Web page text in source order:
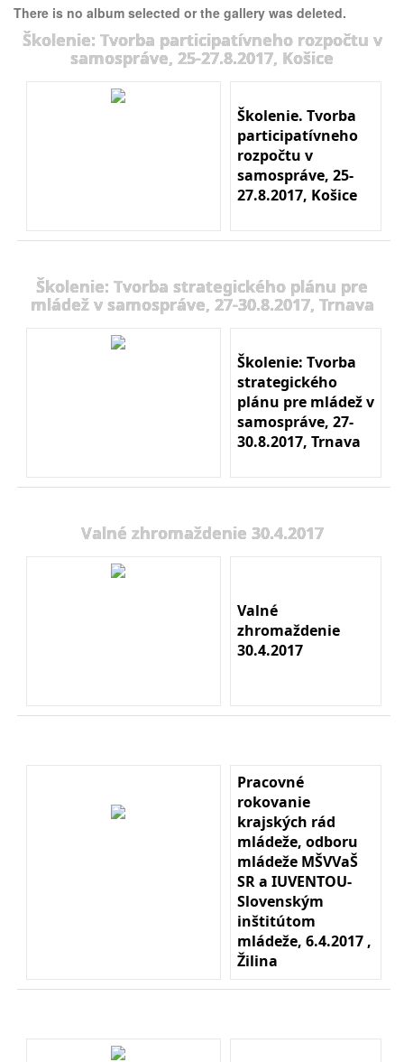
There is no album selected or the gallery was deleted.
Školenie: Tvorba participatívneho rozpočtu v
samospráve, 25-27.8.2017, Košice
Školenie. Tvorba
participatívneho
rozpočtu v
samospráve, 25-
27.8.2017, Košice
Školenie: Tvorba strategického plánu pre
mládež v samospráve, 27-30.8.2017, Trnava
Školenie: Tvorba
strategického
plánu pre mládež v
samospráve, 27-
30.8.2017, Trnava
Valné zhromaždenie 30.4.2017
Valné
zhromaždenie
30.4.2017
Pracovné
rokovanie
krajských rád
mládeže, odboru
mládeže MŠVVaŠ
SR a IUVENTOU-
Slovenským
inštitútom
mládeže, 6.4.2017 ,
Žilina